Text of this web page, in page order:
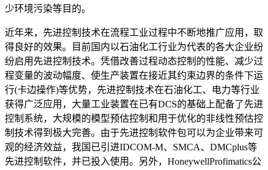
少环境污染等目的。
近年来，先进控制技术在流程工业过程中不断地推广应用，取
得良好的效果。目前国内以石油化工行业为代表的各大企业纷
纷启用先进控制技术。凭借改善过程动态控制的性能、减少过
程变量的波动幅度、使生产装置在接近其约束边界的条件下运
行(卡边操作)等优势，先进控制技术在石油化工、电力等行业
获得广泛应用，大量工业装置在已有DCS的基础上配备了先进
控制系统，大规模的模型预估控制和用于优化的非线性预估控
制技术得到极大完善。由于先进控制软件包可以为企业带来可
观的经济效益，我国已引进IDCOM-M、SMCA、DMCplus等
先进控制软件，并已投入使用。另外，HoneywellProfimatics公